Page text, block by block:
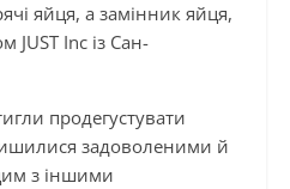
яйця, а замінник яйця,
JUST Inc із Сан-
продегустувати
задоволеними й
з іншими